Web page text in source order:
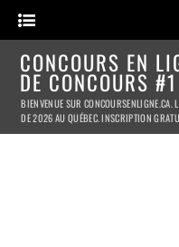
CONCOURS EN
DE CONCOURS
BIENVENUE SUR CONCOURSENLIGNE.CA.
DE 2026 AU QUÉBEC. INSCRIPTION